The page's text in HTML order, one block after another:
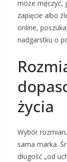
może męczyć,
zapięcie albo
online,
nadgarstku o
życia
Wybór
sama marka.
długość „od